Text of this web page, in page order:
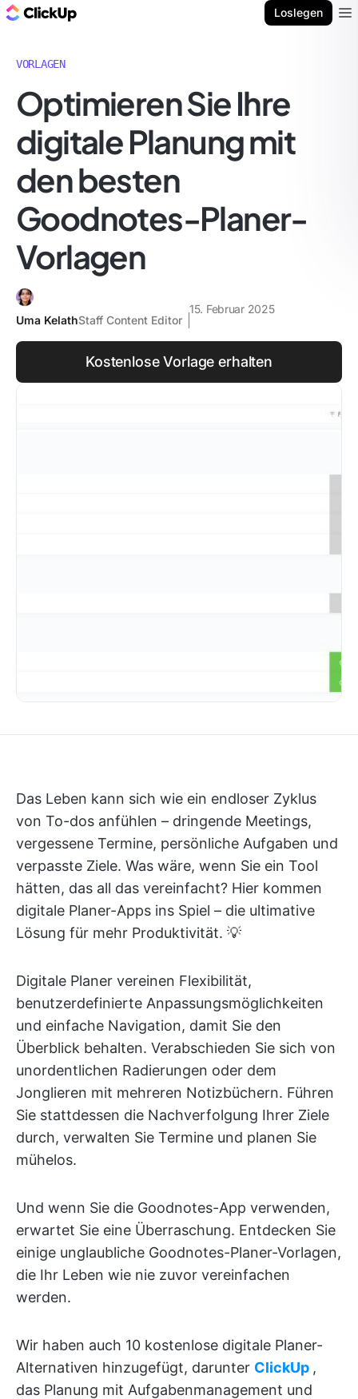
Loslegen
VORLAGEN
Optimieren Sie Ihre
digitale Planung mit
den besten
Goodnotes-Planer-
Vorlagen
Uma KelathStaff Content Editor
15. Februar 2025
Kostenlose Vorlage erhalten
Das Leben kann sich wie ein endloser Zyklus
von To-dos anfühlen – dringende Meetings,
vergessene Termine, persönliche Aufgaben und
verpasste Ziele. Was wäre, wenn Sie ein Tool
hätten, das all das vereinfacht? Hier kommen
digitale Planer-Apps ins Spiel – die ultimative
Lösung für mehr Produktivität. 💡
Digitale Planer vereinen Flexibilität,
benutzerdefinierte Anpassungsmöglichkeiten
und einfache Navigation, damit Sie den
Überblick behalten. Verabschieden Sie sich von
unordentlichen Radierungen oder dem
Jonglieren mit mehreren Notizbüchern. Führen
Sie stattdessen die Nachverfolgung Ihrer Ziele
durch, verwalten Sie Termine und planen Sie
mühelos.
Und wenn Sie die Goodnotes-App verwenden,
erwartet Sie eine Überraschung. Entdecken Sie
einige unglaubliche Goodnotes-Planer-Vorlagen,
die Ihr Leben wie nie zuvor vereinfachen
werden.
Wir haben auch 10 kostenlose digitale Planer-
Alternativen hinzugefügt, darunter ClickUp ,
das Planung mit Aufgabenmanagement und